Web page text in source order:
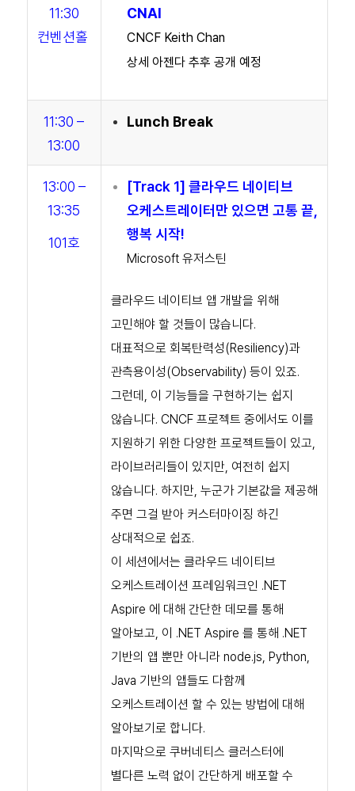
11:30
컨벤션홀
CNAI
CNCF Keith Chan
상세 아젠다 추후 공개 예정
11:30 –
13:00
Lunch Break
13:00 –
13:35
101호
[Track 1] 클라우드 네이티브
오케스트레이터만 있으면 고통 끝,
행복 시작!
Microsoft 유저스틴
클라우드 네이티브 앱 개발을 위해
고민해야 할 것들이 많습니다.
대표적으로 회복탄력성(Resiliency)과
관측용이성(Observability) 등이 있죠.
그런데, 이 기능들을 구현하기는 쉽지
않습니다. CNCF 프로젝트 중에서도 이를
지원하기 위한 다양한 프로젝트들이 있고,
라이브러리들이 있지만, 여전히 쉽지
않습니다. 하지만, 누군가 기본값을 제공해
주면 그걸 받아 커스터마이징 하긴
상대적으로 쉽죠.
이 세션에서는 클라우드 네이티브
오케스트레이션 프레임워크인 .NET
Aspire 에 대해 간단한 데모를 통해
알아보고, 이 .NET Aspire 를 통해 .NET
기반의 앱 뿐만 아니라 node.js, Python,
Java 기반의 앱들도 다함께
오케스트레이션 할 수 있는 방법에 대해
알아보기로 합니다.
마지막으로 쿠버네티스 클러스터에
별다른 노력 없이 간단하게 배포할 수